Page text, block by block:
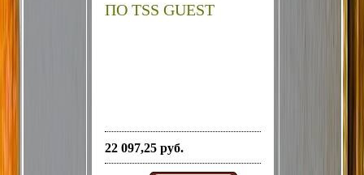
ПО TSS GUEST
22 097,25 руб.